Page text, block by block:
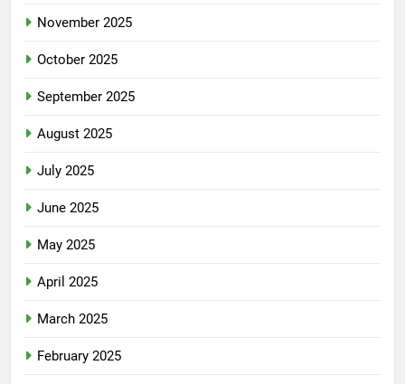
November 2025
October 2025
September 2025
August 2025
July 2025
June 2025
May 2025
April 2025
March 2025
February 2025